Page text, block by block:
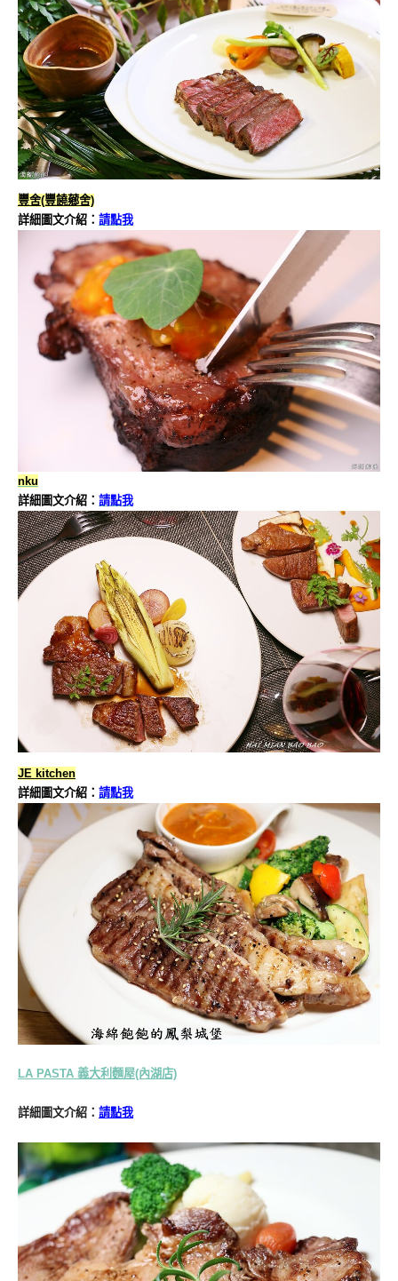
豐舍(豐饒薌舍)
詳細圖文介紹： 請點我
nku
詳細圖文介紹： 請點我
JE kitchen
詳細圖文介紹： 請點我
LA PASTA 義大利麵屋(內湖店)
詳細圖文介紹： 請點我